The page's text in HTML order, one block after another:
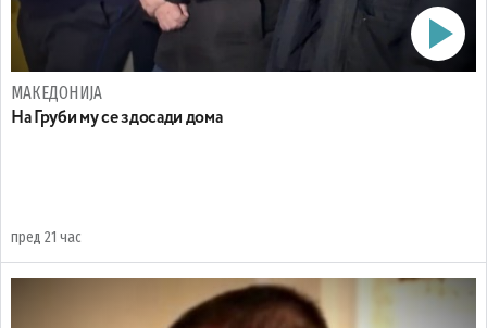
МАКЕДОНИЈА
На Груби му се здосади дома
пред 21 час